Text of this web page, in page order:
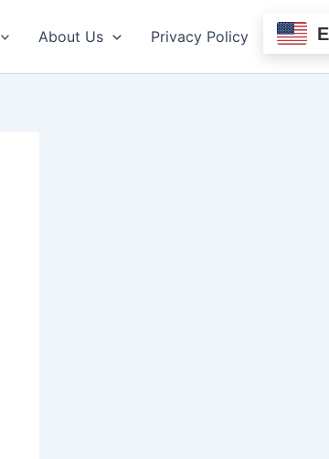
About Us Privacy Policy